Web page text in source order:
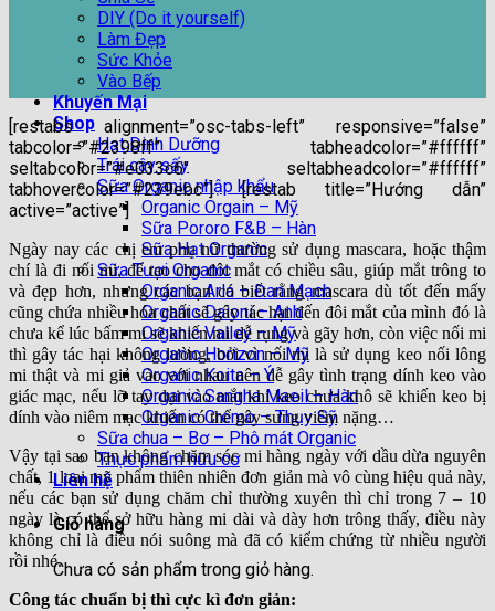
DIY (Do it yourself)
Làm Đẹp
Sức Khỏe
Vào Bếp
Khuyến Mại
Shop
Hạt Dinh Dưỡng
Trái cây sấy
Sữa Organic nhập khẩu
Organic Orgain – Mỹ
Sữa Pororo F&B – Hàn
Sữa Hạt Organic
Sữa Tươi Organic
Organic Arla – Đan Mạch
Organic Daioni – Anh
Organic Valley – Mỹ
Organic Horizon – Mỹ
Organic Koita – Ý
Organic Sangha Maeil – Hàn
Organic Cremo – Thụy Sỹ
Sữa chua – Bơ – Phô mát Organic
Thực phẩm hữu cơ
Liên hệ
Giỏ hàng
Chưa có sản phẩm trong giỏ hàng.
[restabs alignment=”osc-tabs-left” responsive=”false”
tabcolor=”#2398ff” tabheadcolor=”#ffffff”
seltabcolor=”#e033c6″ seltabheadcolor=”#ffffff”
tabhovercolor=”#239ebc”] [restab title=”Hướng dẫn”
active=”active”]
Ngày nay các chị em phụ nữ thường sử dụng mascara, hoặc thậm
chí là đi nối mi, để tạo cho đôi mắt có chiều sâu, giúp mắt trông to
và đẹp hơn, nhưng các bạn có biết rằng mascara dù tốt đến mấy
cũng chứa nhiều hóa chất sẽ gây tác hại đến đôi mắt của mình đó là
chưa kể lúc bấm mi sẽ khiến mi dễ rụng và gãy hơn, còn việc nối mi
thì gây tác hại không lường, bởi vì nối mi là sử dụng keo nối lông
mi thật và mi giả vào với nhau nên dễ gây tình trạng dính keo vào
giác mạc, nếu lỡ tay dụi vào mắt khi keo chưa khô sẽ khiến keo bị
dính vào niêm mạc khiến có thể gây sưng viêm nặng…
Vậy tại sao bạn không chăm sóc mi hàng ngày với dầu dừa nguyên
chất, 1 loại mỹ phẩm thiên nhiên đơn giản mà vô cùng hiệu quả này,
nếu các bạn sử dụng chăm chỉ thường xuyên thì chỉ trong 7 – 10
ngày là có thể sở hữu hàng mi dài và dày hơn trông thấy, điều này
không chỉ là điều nói suông mà đã có kiểm chứng từ nhiều người
rồi nhé.
Công tác chuẩn bị thì cực kì đơn giản: